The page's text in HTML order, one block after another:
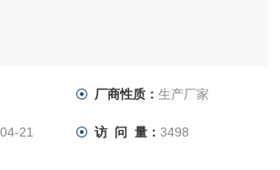
厂商性质： 生产厂家
21 访 问 量： 3498